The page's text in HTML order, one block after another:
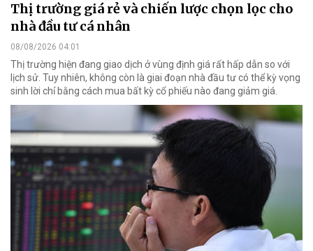
Thị trường giá rẻ và chiến lược chọn lọc cho
nhà đầu tư cá nhân
08/08/2026 04:01
Thị trường hiện đang giao dịch ở vùng định giá rất hấp dẫn so với
lịch sử. Tuy nhiên, không còn là giai đoạn nhà đầu tư có thể kỳ vọng
sinh lời chỉ bằng cách mua bất kỳ cổ phiếu nào đang giảm giá.